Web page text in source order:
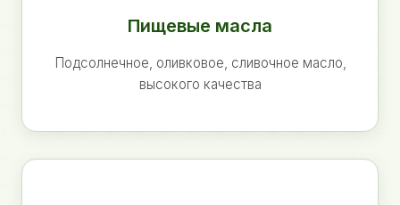
Пищевые масла
Подсолнечное, оливковое, сливочное масло,
высокого качества